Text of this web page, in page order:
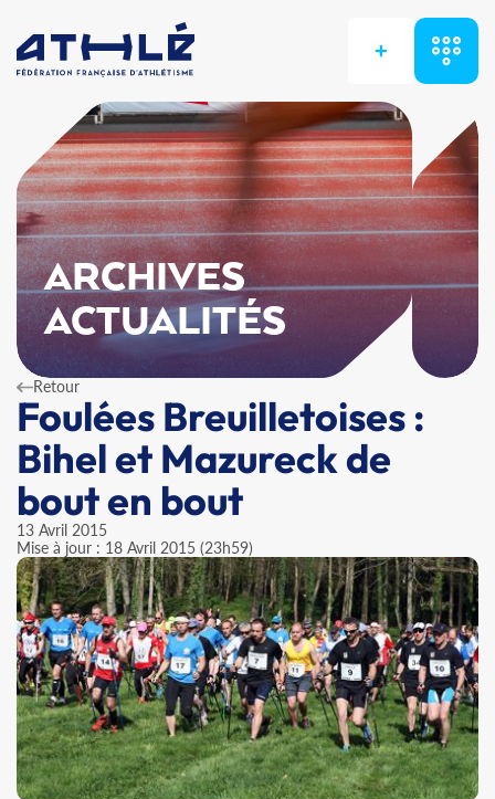
+
ARCHIVES
ACTUALITÉS
Retour
Foulées Breuilletoises :
Bihel et Mazureck de
bout en bout
13 Avril 2015
Mise à jour : 18 Avril 2015 (23h59)